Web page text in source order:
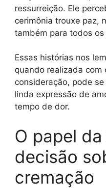
ressurreição. Ele
cerimônia trouxe paz,
também para todos os
Essas histórias nos
quando realizada com
consideração, pode
linda expressão de
tempo de dor.
O papel
decisão
cremação